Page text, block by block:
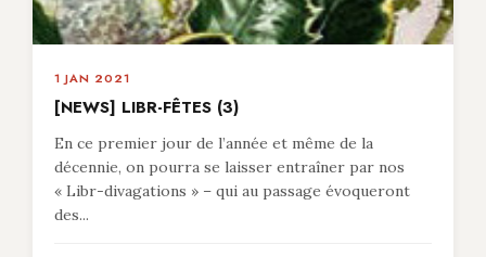
1 JAN 2021
[NEWS] LIBR-FÊTES (3)
En ce premier jour de l’année et même de la
décennie, on pourra se laisser entraîner par nos
« Libr-divagations » – qui au passage évoqueront
des...